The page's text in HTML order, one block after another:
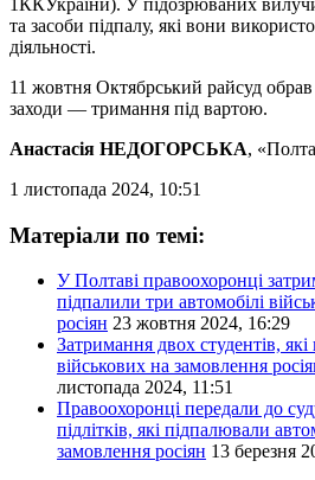
та засоби підпалу, які вони
діяльності.
11 жовтня Октябрський райсуд
заходи — тримання під вартою.
Анастасія НЕДОГОРСЬКА,
1 листопада 2024, 10:51
Матеріали по темі:
У Полтаві правоохоронці
підпалили три автомобілі
росіян 23 жовтня 2024, 16:29
Затримання двох студентів,
військових на замовлення
листопада 2024, 11:51
Правоохоронці передали до
підлітків, які підпалювали
замовлення росіян 13 березня